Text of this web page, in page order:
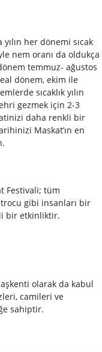
her dönemi sıcak
nem oranı da oldukça
temmuz- ağustos
dönem, ekim ile
sıcaklık yılın
gezmek için 2-3
daha renkli bir
Maskat’ın en
Festivali; tüm
gibi insanları bir
bir etkinliktir.
olarak da kabul
camileri ve
sahiptir.